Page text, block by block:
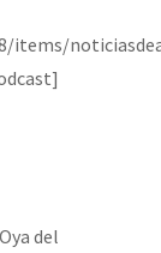
items/
del